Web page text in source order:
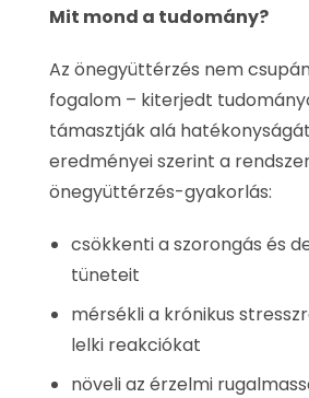
Mit mond a tudomány?
Az önegyüttérzés nem
fogalom – kiterjedt
támasztják alá
eredményei szerint a
önegyüttérzés-gyakorlás:
csökkenti a szorongás és
tüneteit
mérsékli a krónikus
lelki reakciókat
növeli az érzelmi